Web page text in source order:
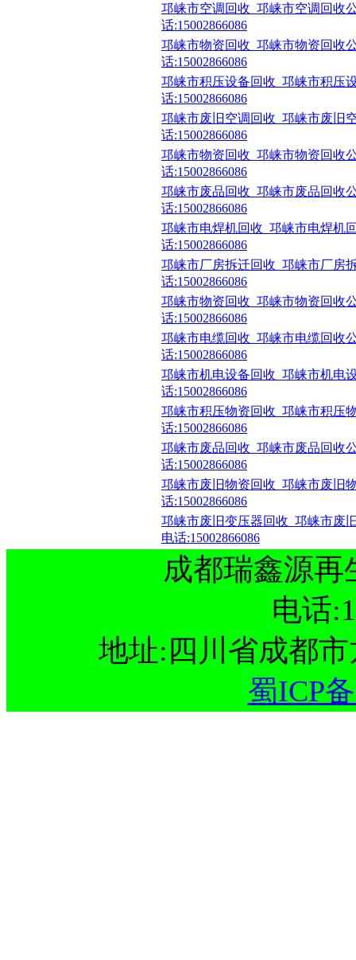
邛崃市空调回收_邛崃市空调回收
话:15002866086
邛崃市物资回收_邛崃市物资回收
话:15002866086
邛崃市积压设备回收_邛崃市积压
话:15002866086
邛崃市废旧空调回收_邛崃市废旧
话:15002866086
邛崃市物资回收_邛崃市物资回收
话:15002866086
邛崃市废品回收_邛崃市废品回收
话:15002866086
邛崃市电焊机回收_邛崃市电焊机
话:15002866086
邛崃市厂房拆迁回收_邛崃市厂房
话:15002866086
邛崃市物资回收_邛崃市物资回收
话:15002866086
邛崃市电缆回收_邛崃市电缆回收
话:15002866086
邛崃市机电设备回收_邛崃市机电
话:15002866086
邛崃市积压物资回收_邛崃市积压
话:15002866086
邛崃市废品回收_邛崃市废品回收
话:15002866086
邛崃市废旧物资回收_邛崃市废旧
话:15002866086
邛崃市废旧变压器回收_邛崃市废
电话:15002866086
成都瑞鑫源再
电话
地址:四川省成都
蜀ICP